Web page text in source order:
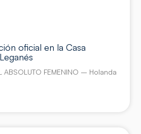
oficial en la Casa
ABSOLUTO FEMENINO – Holanda